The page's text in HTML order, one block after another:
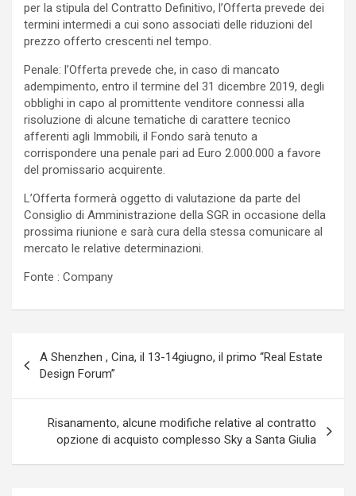
per la stipula del Contratto Definitivo, l’Offerta prevede dei
termini intermedi a cui sono associati delle riduzioni del
prezzo offerto crescenti nel tempo.
Penale: l’Offerta prevede che, in caso di mancato
adempimento, entro il termine del 31 dicembre 2019, degli
obblighi in capo al promittente venditore connessi alla
risoluzione di alcune tematiche di carattere tecnico
afferenti agli Immobili, il Fondo sarà tenuto a
corrispondere una penale pari ad Euro 2.000.000 a favore
del promissario acquirente.
L’Offerta formerà oggetto di valutazione da parte del
Consiglio di Amministrazione della SGR in occasione della
prossima riunione e sarà cura della stessa comunicare al
mercato le relative determinazioni.
Fonte : Company
articoli
A Shenzhen , Cina, il 13-14giugno, il primo “Real Estate
Design Forum”
Risanamento, alcune modifiche relative al contratto
opzione di acquisto complesso Sky a Santa Giulia